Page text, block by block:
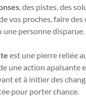
, des pistes, des
vos proches, faire
une personne disparue.
est une pierre reliée
une action apaisante
et à initier des
pour porter chance.